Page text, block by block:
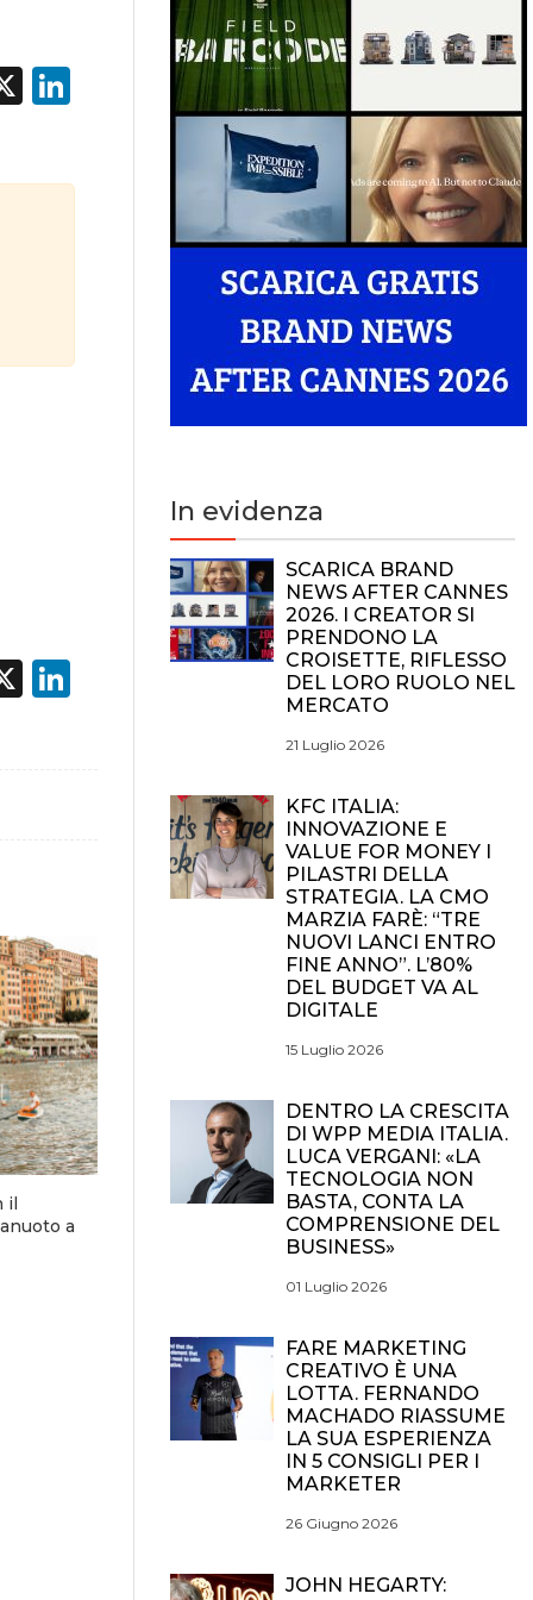
X LinkedIn
X LinkedIn
il
a
In evidenza
SCARICA BRAND
NEWS AFTER CANNES
2026. I CREATOR SI
PRENDONO LA
CROISETTE, RIFLESSO
DEL LORO RUOLO NEL
MERCATO
21 Luglio 2026
KFC ITALIA:
INNOVAZIONE E
VALUE FOR MONEY I
PILASTRI DELLA
STRATEGIA. LA CMO
MARZIA FARÈ: “TRE
NUOVI LANCI ENTRO
FINE ANNO”. L’80%
DEL BUDGET VA AL
DIGITALE
15 Luglio 2026
DENTRO LA CRESCITA
DI WPP MEDIA ITALIA.
LUCA VERGANI: «LA
TECNOLOGIA NON
BASTA, CONTA LA
COMPRENSIONE DEL
BUSINESS»
01 Luglio 2026
FARE MARKETING
CREATIVO È UNA
LOTTA. FERNANDO
MACHADO RIASSUME
LA SUA ESPERIENZA
IN 5 CONSIGLI PER I
MARKETER
26 Giugno 2026
JOHN HEGARTY: